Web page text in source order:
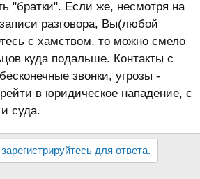
"братки". Если же, несмотря на
разговора, Вы(любой
с хамством, то можно смело
куда подальше. Контакты с
звонки, угрозы -
в юридическое нападение, с
суда.
для ответа.